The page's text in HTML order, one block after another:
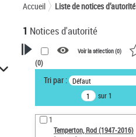
Accueil Liste de notices d’autorité
1 Notices d'autorité
VOTRE RECHERCHE
Recherche avancée dans les
notices d’autorité
Œuvres liées à l'auteur :
Temperton, Rod (1947-2016)
Voir la sélection (0)
(0)
Tri par : Défaut
sur 1
1
Temperton, Rod (1947-2016)